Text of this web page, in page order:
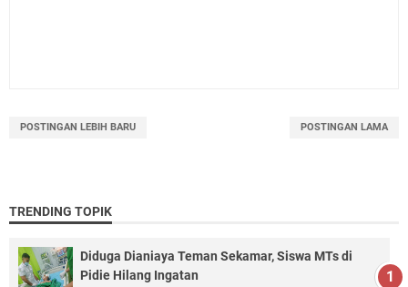
POSTINGAN LEBIH BARU POSTINGAN LAMA
TRENDING TOPIK
Diduga Dianiaya Teman Sekamar, Siswa MTs di
Pidie Hilang Ingatan